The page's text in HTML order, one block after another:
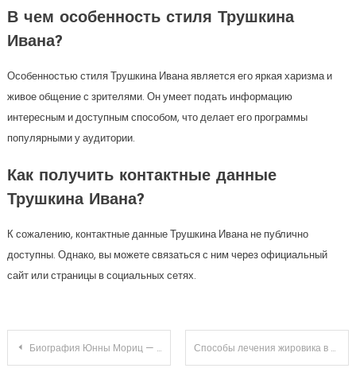
В чем особенность стиля Трушкина
Ивана?
Особенностью стиля Трушкина Ивана является его яркая харизма и
живое общение с зрителями. Он умеет подать информацию
интересным и доступным способом, что делает его программы
популярными у аудитории.
Как получить контактные данные
Трушкина Ивана?
К сожалению, контактные данные Трушкина Ивана не публично
доступны. Однако, вы можете связаться с ним через официальный
сайт или страницы в социальных сетях.
Навигация
Биография Юнны Мориц — все, что вы хотели узнать о певице на Википедии! Способы лечения жировика в домашних условиях и противопоказания